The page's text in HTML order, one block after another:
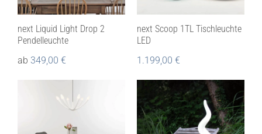
next Liquid Light Drop 2
Pendelleuchte
ab 349,00 €
next Scoop 1TL Tischleuchte
LED
1.199,00 €